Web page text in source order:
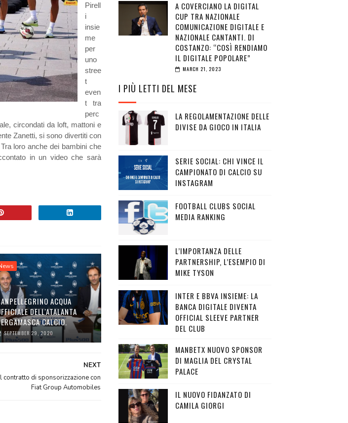
Pirell
i
insie
me
per
uno
stree
t
even
t tra
perc
circondati da loft, mattoni e
Zanetti, si sono divertiti con
loro anche dei bambini che
in un video che sarà
ACQUA
DELL'ATALANTA
CALCIO.
SEPTEMBER 29, 2020
NEXT
contratto di sponsorizzazione con
Fiat Group Automobiles
A COVERCIANO LA DIGITAL
CUP TRA NAZIONALE
COMUNICAZIONE DIGITALE E
NAZIONALE CANTANTI. DI
COSTANZO: “COSÌ RENDIAMO
IL DIGITALE POPOLARE”
MARCH 21, 2023
I PIÙ LETTI DEL MESE
LA REGOLAMENTAZIONE DELLE
DIVISE DA GIOCO IN ITALIA
SERIE SOCIAL: CHI VINCE IL
CAMPIONATO DI CALCIO SU
INSTAGRAM
FOOTBALL CLUBS SOCIAL
MEDIA RANKING
L’IMPORTANZA DELLE
PARTNERSHIP, L’ESEMPIO DI
MIKE TYSON
INTER E BBVA INSIEME: LA
BANCA DIGITALE DIVENTA
OFFICIAL SLEEVE PARTNER
DEL CLUB
MANBETX NUOVO SPONSOR
DI MAGLIA DEL CRYSTAL
PALACE
IL NUOVO FIDANZATO DI
CAMILA GIORGI